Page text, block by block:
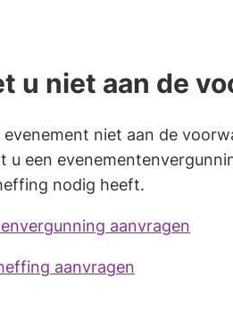
u niet aan de
niet aan de
u een
nodig heeft.
aanvragen
aanvragen